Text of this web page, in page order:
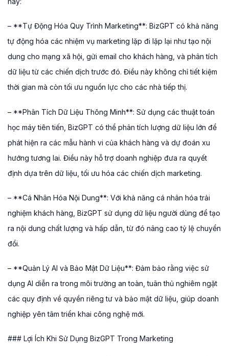
– **Tự Động Hóa Quy Trình Marketing**: BizGPT có khả năng
tự động hóa các nhiệm vụ marketing lặp đi lặp lại như tạo nội
dung cho mạng xã hội, gửi email cho khách hàng, và phân tích
dữ liệu từ các chiến dịch trước đó. Điều này không chỉ tiết kiệm
thời gian mà còn tối ưu nguồn lực cho các nhà tiếp thị.
– **Phân Tích Dữ Liệu Thông Minh**: Sử dụng các thuật toán
học máy tiên tiến, BizGPT có thể phân tích lượng dữ liệu lớn để
phát hiện ra các mẫu hành vi của khách hàng và dự đoán xu
hướng tương lai. Điều này hỗ trợ doanh nghiệp đưa ra quyết
định dựa trên dữ liệu, tối ưu hóa các chiến dịch marketing.
– **Cá Nhân Hóa Nội Dung**: Với khả năng cá nhân hóa trải
nghiệm khách hàng, BizGPT sử dụng dữ liệu người dùng để tạo
ra nội dung chất lượng và hấp dẫn, từ đó nâng cao tỷ lệ chuyển
đổi.
– **Quản Lý AI và Bảo Mật Dữ Liệu**: Đảm bảo rằng việc sử
dụng AI diễn ra trong môi trường an toàn, tuân thủ nghiêm ngặt
các quy định về quyền riêng tư và bảo mật dữ liệu, giúp doanh
nghiệp yên tâm triển khai công nghệ mới.
### Lợi Ích Khi Sử Dụng BizGPT Trong Marketing